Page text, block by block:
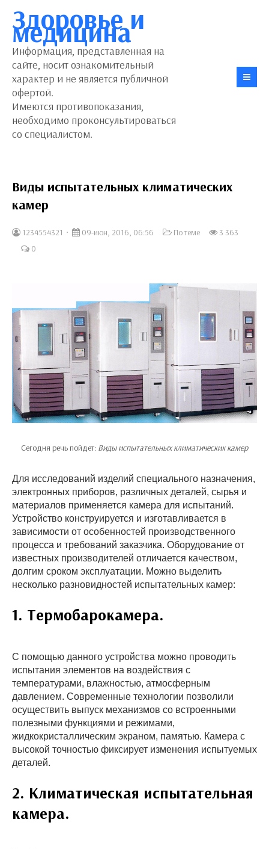
Здоровье и
медицина
Информация, представленная на
сайте, носит ознакомительный
характер и не является публичной
офертой.
Имеются противопоказания,
необходимо проконсультироваться
со специалистом.
Виды испытательных климатических
камер
1234554321 09-июн, 2016, 06:56 По теме
3 363
0
Сегодня речь пойдет: Виды испытательных климатических камер
Для исследований изделий специального назначения,
электронных приборов, различных деталей, сырья и
материалов применяется камера для испытаний.
Устройство конструируется и изготавливается в
зависимости от особенностей производственного
процесса и требований заказчика. Оборудование от
известных производителей отличается качеством,
долгим сроком эксплуатации. Можно выделить
несколько разновидностей испытательных камер:
1. Термобарокамера.
С помощью данного устройства можно проводить
испытания элементов на воздействия с
температурами, влажностью, атмосферным
давлением. Современные технологии позволили
осуществить выпуск механизмов со встроенными
полезными функциями и режимами,
жидкокристаллическим экраном, памятью. Камера с
высокой точностью фиксирует изменения испытуемых
деталей.
2. Климатическая испытательная
камера.